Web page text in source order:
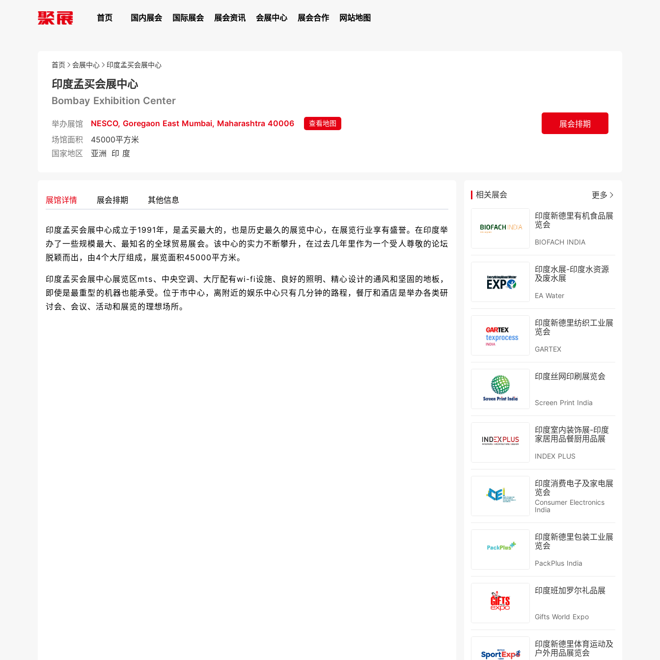
首页 国内展会 国际展会 展会资讯 会展中心 展会合作 网站地图
首页 会展中心 印度孟买会展中心
展会排期
印度孟买会展中心
Bombay Exhibition Center
举办展馆 NESCO, Goregaon East Mumbai, Maharashtra 40006 查看地图
场馆面积
45000平方米
国家地区
亚洲 印 度
印度孟买会展中心成立于1991年，是孟买最大的，也是历史最久的展览中心，在展览行业享有盛誉。在印度举
办了一些规模最大、最知名的全球贸易展会。该中心的实力不断攀升，在过去几年里作为一个受人尊敬的论坛
脱颖而出，由4个大厅组成，展览面积45000平方米。
印度孟买会展中心展览区mts、中央空调、大厅配有wi-fi设施、良好的照明、精心设计的通风和坚固的地板，
即使是最重型的机器也能承受。位于市中心，离附近的娱乐中心只有几分钟的路程，餐厅和酒店是举办各类研
讨会、会议、活动和展览的理想场所。
展馆详情 展会排期 其他信息
相关展会 更多
印度新德里有机食品展
览会
BIOFACH INDIA
印度水展-印度水资源
及废水展
EA Water
印度新德里纺织工业展
览会
GARTEX
印度丝网印刷展览会
Screen Print India
印度室内装饰展-印度
家居用品餐厨用品展
INDEX PLUS
印度消费电子及家电展
览会
Consumer Electronics
India
印度新德里包装工业展
览会
PackPlus India
印度班加罗尔礼品展
Gifts World Expo
印度新德里体育运动及
户外用品展览会